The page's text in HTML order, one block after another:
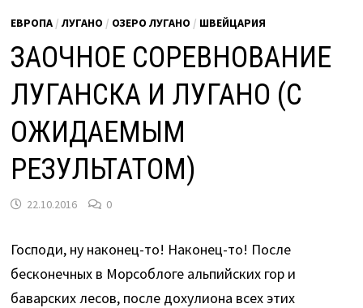
ЕВРОПА /ЛУГАНО / ОЗЕРО ЛУГАНО / ШВЕЙЦАРИЯ
ЗАОЧНОЕ СОРЕВНОВАНИЕ
ЛУГАНСКА И ЛУГАНО (С
ОЖИДАЕМЫМ
РЕЗУЛЬТАТОМ)
22.10.2016 0
Господи, ну наконец-то! Наконец-то! После
бесконечных в Морсоблоге альпийских гор и
баварских лесов, после дохулиона всех этих